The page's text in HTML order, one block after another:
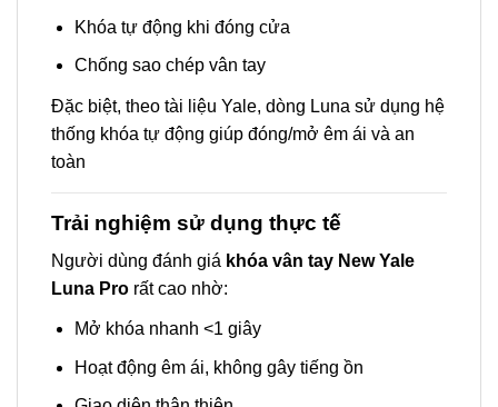
Khóa tự động khi đóng cửa
Chống sao chép vân tay
Đặc biệt, theo tài liệu Yale, dòng Luna sử dụng hệ
thống khóa tự động giúp đóng/mở êm ái và an
toàn
Trải nghiệm sử dụng thực tế
Người dùng đánh giá khóa vân tay New Yale
Luna Pro rất cao nhờ:
Mở khóa nhanh <1 giây
Hoạt động êm ái, không gây tiếng ồn